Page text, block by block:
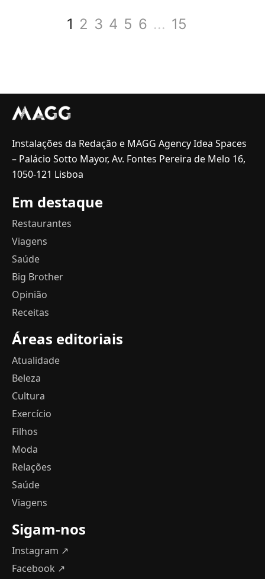
1 2 3 4 5 6 ... 15
Instalações da Redação e MAGG Agency Idea Spaces
– Palácio Sotto Mayor, Av. Fontes Pereira de Melo 16,
1050-121 Lisboa
Em destaque
Restaurantes
Viagens
Saúde
Big Brother
Opinião
Receitas
Áreas editoriais
Atualidade
Beleza
Cultura
Exercício
Filhos
Moda
Relações
Saúde
Viagens
Sigam-nos
Instagram ↗
Facebook ↗